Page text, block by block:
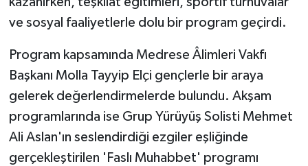
ve sosyal faaliyetlerle dolu bir program geçirdi.
Program kapsamında Medrese Âlimleri Vakfı
Başkanı Molla Tayyip Elçi gençlerle bir araya
gelerek değerlendirmelerde bulundu. Akşam
programlarında ise Grup Yürüyüş Solisti Mehmet
Ali Aslan'ın seslendirdiği ezgiler eşliğinde
gerçekleştirilen 'Faslı Muhabbet' programı